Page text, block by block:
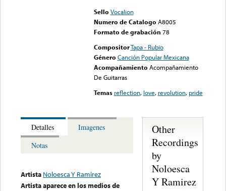
Sello Vocalion
Numero de Catalogo A8005
Formato de grabación 78
CompositorTapa - Rubio
Género Canción Popular Mexicana
Acompañamiento Acompañamiento
De Guitarras
Temas reflection, love, revolution, pride
Detalles
Imagenes
Notas
Artista Noloesca Y Ramirez
Artista aparece en los medios de
Other
Recordings
by
Noloesca
Y Ramirez